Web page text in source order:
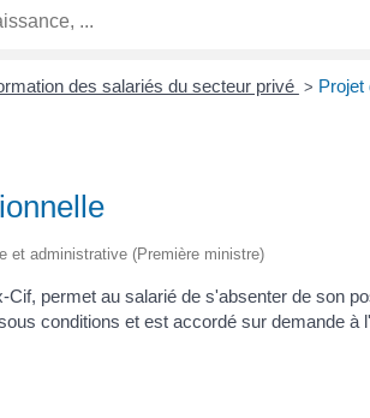
des salariés du secteur privé > Projet
et administrative (Première ministre)
permet au salarié de s'absenter de son
conditions et est accordé sur demande